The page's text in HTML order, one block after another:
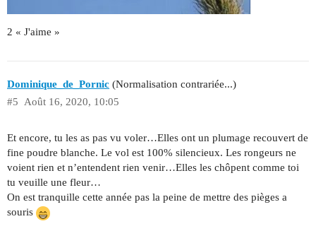
2 « J'aime »
Dominique_de_Pornic (Normalisation contrariée...)
Août 16, 2020, 10:05
#5
Et encore, tu les as pas vu voler…Elles ont un plumage recouvert de
fine poudre blanche. Le vol est 100% silencieux. Les rongeurs ne
voient rien et n’entendent rien venir…Elles les chôpent comme toi
tu veuille une fleur…
On est tranquille cette année pas la peine de mettre des pièges a
souris